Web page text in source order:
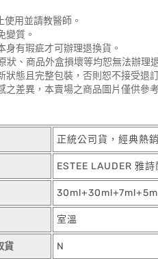
用並請教醫師。
變質。
有瑕疵才可辦理退換貨。
狀、商品外盒損壞等均恕無法辦理
態且完整包裝，否則恕不接受退訂
之差異，本賣場之商品圖片僅供參
正統公司貨，經典熱
ESTEE LAUDER 雅詩
室溫
貨 N